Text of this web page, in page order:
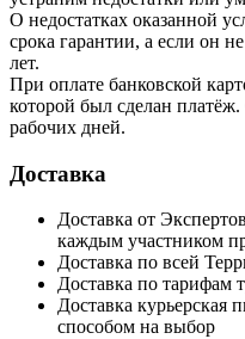
О недостатках оказанной
срока гарантии, а если он
лет.
При оплате банковской
которой был сделан
рабочих дней.
Доставка
Доставка от
каждым участником
Доставка по всей
Доставка по тарифам
Доставка курьерская
способом на выбор